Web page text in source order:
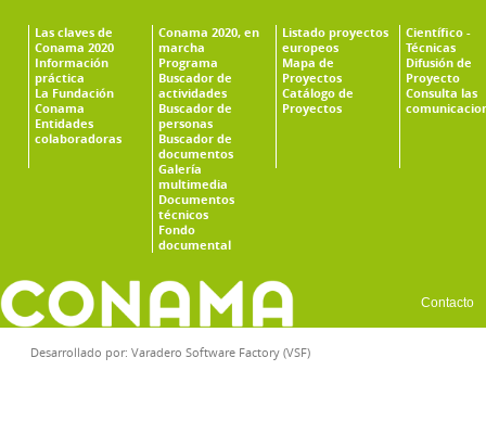
Las claves de
Conama 2020
Información
práctica
La Fundación
Conama
Entidades
colaboradoras
Conama 2020, en
marcha
Programa
Buscador de
actividades
Buscador de
personas
Buscador de
documentos
Galería
multimedia
Documentos
técnicos
Fondo
documental
Listado proyectos
europeos
Mapa de
Proyectos
Catálogo de
Proyectos
Científico -
Técnicas
Difusión de
Proyecto
Consulta las
Contacto
Desarrollado por: Varadero Software Factory (VSF)